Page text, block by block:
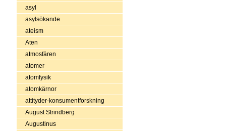
asyl
asylsökande
ateism
Aten
atmosfären
atomer
atomfysik
atomkärnor
attityder-konsumentforskning
August Strindberg
Augustinus